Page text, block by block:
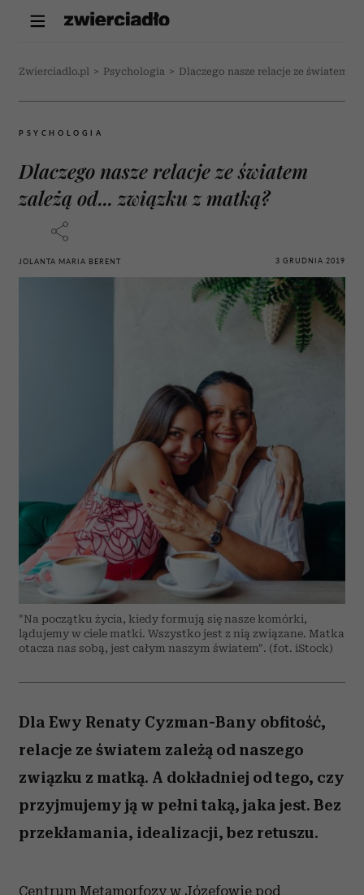
Zwierciadlo.pl > Psychologia > Dlaczego nasze relacje ze światem
PSYCHOLOGIA
Dlaczego nasze relacje ze światem
zależą od... związku z matką?
JOLANTA MARIA BERENT 3 GRUDNIA 2019
"Na początku życia, kiedy formują się nasze komórki,
lądujemy w ciele matki. Wszystko jest z nią związane. Matka
otacza nas sobą, jest całym naszym światem". (fot. iStock)
Dla Ewy Renaty Cyzman-Bany obfitość,
relacje ze światem zależą od naszego
związku z matką. A dokładniej od tego, czy
przyjmujemy ją w pełni taką, jaka jest. Bez
przekłamania, idealizacji, bez retuszu.
Centrum Metamorfozy w Józefowie pod